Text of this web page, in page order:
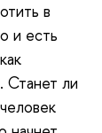
в
и есть
Станет ли